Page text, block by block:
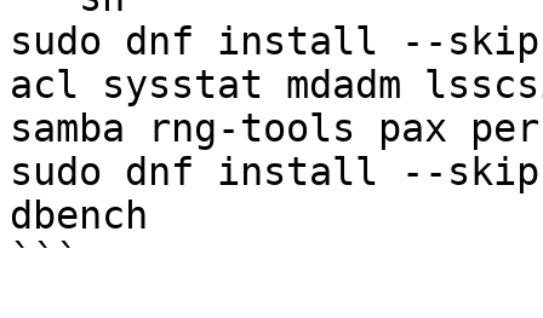
sudo dnf install --
acl sysstat mdadm
samba rng-tools pax
sudo dnf install --skip-
dbench
```